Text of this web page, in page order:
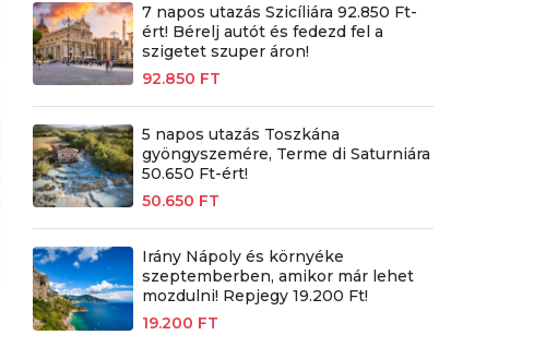
7 napos utazás Szicíliára 92.850 Ft-
ért! Bérelj autót és fedezd fel a
szigetet szuper áron!
92.850 FT
5 napos utazás Toszkána
gyöngyszemére, Terme di Saturniára
50.650 Ft-ért!
50.650 FT
Irány Nápoly és környéke
szeptemberben, amikor már lehet
mozdulni! Repjegy 19.200 Ft!
19.200 FT